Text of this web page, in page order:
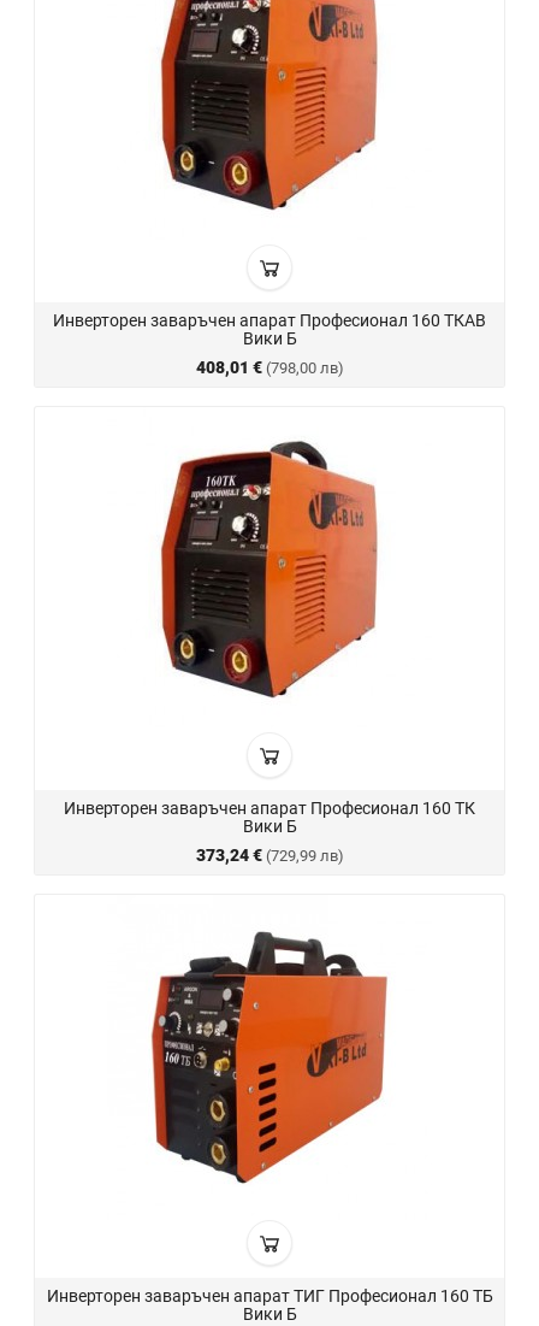
Инверторен заваръчен апарат Професионал 160 ТКАВ
Вики Б
408,01 € (798,00 лв)
Инверторен заваръчен апарат Професионал 160 ТК
Вики Б
373,24 € (729,99 лв)
Инверторен заваръчен апарат ТИГ Професионал 160 ТБ
Вики Б